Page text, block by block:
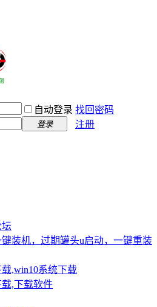
自动登录 找回密码
登录 注册
坛
装机，过期罐头u启动，一键重装
,win10系统下载
,下载软件